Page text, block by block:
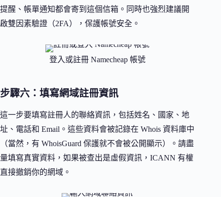
提醒、帳單通知都會寄到這個信箱。同時也強烈建議開
啟雙因素驗證（2FA），保護帳號安全。
登入或註冊 Namecheap 帳號
步驟六：填寫網域註冊資訊
這一步要填寫註冊人的聯絡資訊，包括姓名、國家、地
址、電話和 Email。這些資料會被記錄在 Whois 資料庫中
（當然，有 WhoisGuard 保護就不會被公開顯示）。請盡
量填寫真實資料，如果被查出是虛假資訊，ICANN 有權
直接撤銷你的網域。